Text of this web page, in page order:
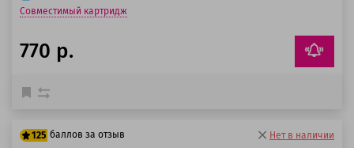
Совместимый картридж
770 р.
125 баллов за отзыв Нет в наличии